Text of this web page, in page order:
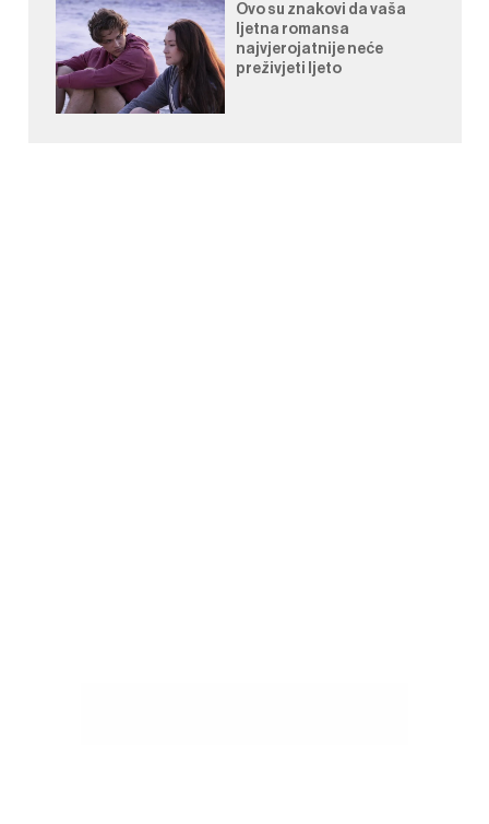
Ovo su znakovi da vaša
ljetna romansa
najvjerojatnije neće
preživjeti ljeto